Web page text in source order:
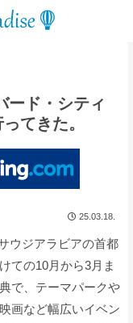
ード・シティ
てきた。
25.03.18.
ウジアラビアの首都
ての10月から3月ま
で、テーマパークや
画など幅広いイベン